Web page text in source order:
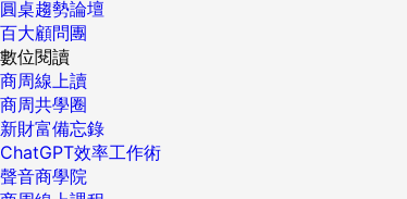
圓桌趨勢論壇
百大顧問團
數位閱讀
商周線上讀
商周共學圈
新財富備忘錄
ChatGPT效率工作術
聲音商學院